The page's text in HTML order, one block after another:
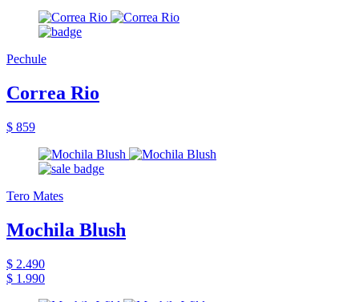
Pechule
Correa Rio
$ 859
Tero Mates
Mochila Blush
$ 2.490
$ 1.990